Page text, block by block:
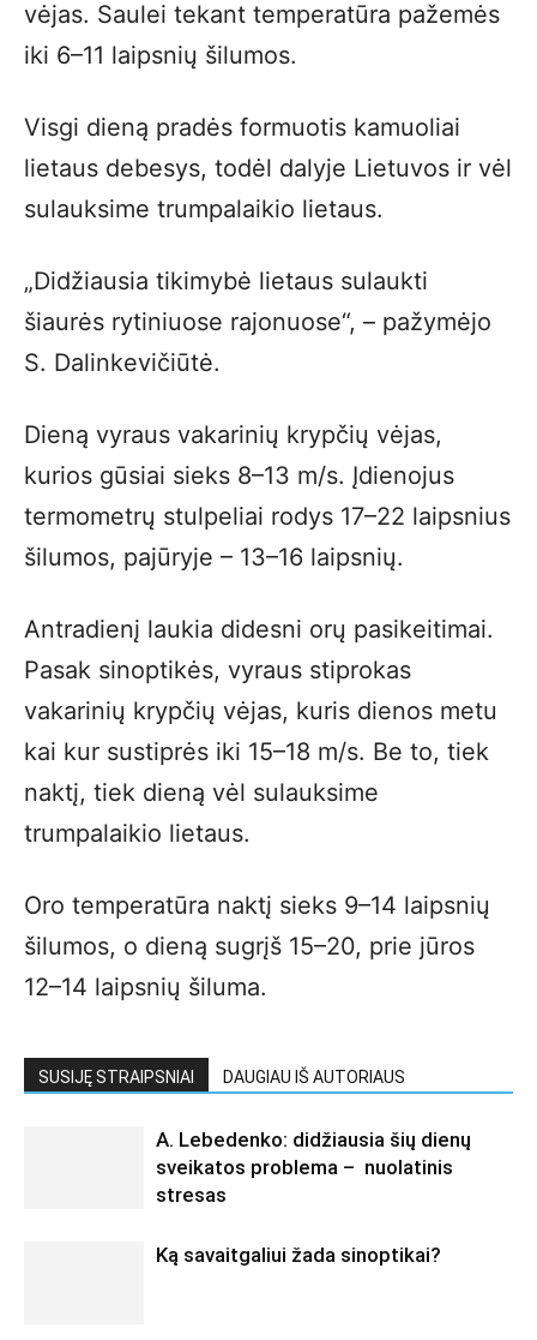
vėjas. Saulei tekant temperatūra pažemės
iki 6–11 laipsnių šilumos.
Visgi dieną pradės formuotis kamuoliai
lietaus debesys, todėl dalyje Lietuvos ir vėl
sulauksime trumpalaikio lietaus.
„Didžiausia tikimybė lietaus sulaukti
šiaurės rytiniuose rajonuose“, – pažymėjo
S. Dalinkevičiūtė.
Dieną vyraus vakarinių krypčių vėjas,
kurios gūsiai sieks 8–13 m/s. Įdienojus
termometrų stulpeliai rodys 17–22 laipsnius
šilumos, pajūryje – 13–16 laipsnių.
Antradienį laukia didesni orų pasikeitimai.
Pasak sinoptikės, vyraus stiprokas
vakarinių krypčių vėjas, kuris dienos metu
kai kur sustiprės iki 15–18 m/s. Be to, tiek
naktį, tiek dieną vėl sulauksime
trumpalaikio lietaus.
Oro temperatūra naktį sieks 9–14 laipsnių
šilumos, o dieną sugrįš 15–20, prie jūros
12–14 laipsnių šiluma.
SUSIJĘ STRAIPSNIAI DAUGIAU IŠ AUTORIAUS
A. Lebedenko: didžiausia šių dienų
sveikatos problema – nuolatinis
stresas
Ką savaitgaliui žada sinoptikai?